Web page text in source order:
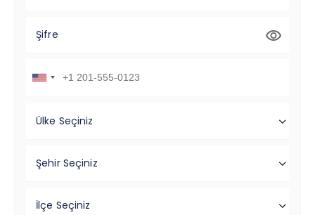
Şifre
Ülke Seçiniz
Şehir Seçiniz
İlçe Seçiniz